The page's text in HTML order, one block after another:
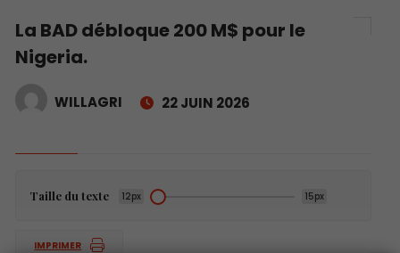
La BAD débloque 200 M$ pour le
Nigeria.
WILLAGRI 22 JUIN 2026
Taille du texte 12px 15px
IMPRIMER